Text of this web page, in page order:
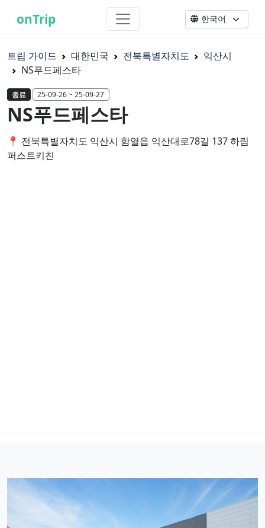
onTrip
트립 가이드 대한민국 전북특별자치도
익산시
NS푸드페스타
종료 25-09-26 ~ 25-09-27
NS푸드페스타
📍 전북특별자치도 익산시 함열읍 익산대로78길 137 하림
퍼스트키친